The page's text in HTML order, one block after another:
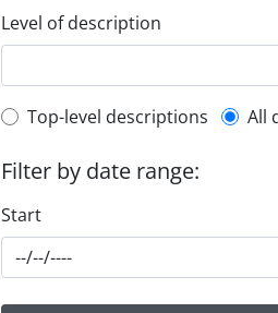
Level of description
Top-level description
Top-level descriptions All
Filter by date range:
Start